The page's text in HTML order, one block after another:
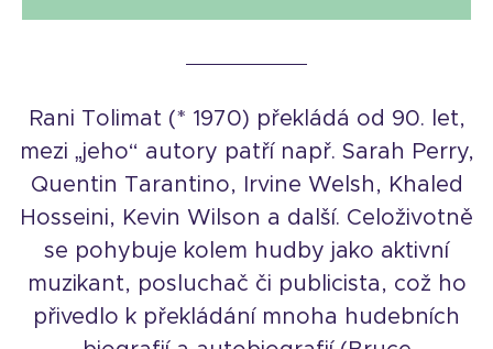
Rani Tolimat (* 1970) překládá od 90. let,
mezi „jeho“ autory patří např. Sarah Perry,
Quentin Tarantino, Irvine Welsh, Khaled
Hosseini, Kevin Wilson a další. Celoživotně
se pohybuje kolem hudby jako aktivní
muzikant, posluchač či publicista, což ho
přivedlo k překládání mnoha hudebních